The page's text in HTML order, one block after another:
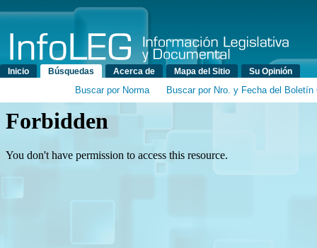
Menú principal
Inicio Búsquedas Acerca de Mapa del Sitio Su Opinión
Buscar por Norma Buscar por Nro. y Fecha del Boletín